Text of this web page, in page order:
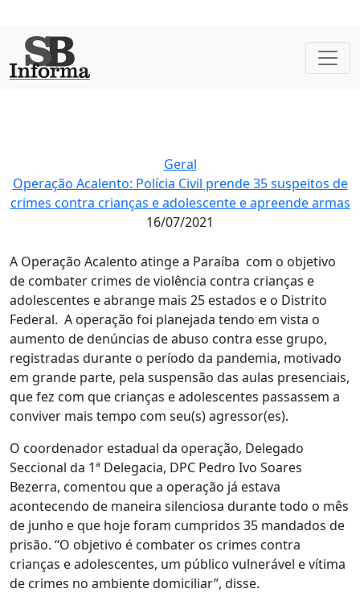
Geral
Operação Acalento: Polícia Civil prende 35 suspeitos de
crimes contra crianças e adolescente e apreende armas
16/07/2021
A Operação Acalento atinge a Paraíba com o objetivo
de combater crimes de violência contra crianças e
adolescentes e abrange mais 25 estados e o Distrito
Federal. A operação foi planejada tendo em vista o
aumento de denúncias de abuso contra esse grupo,
registradas durante o período da pandemia, motivado
em grande parte, pela suspensão das aulas presenciais,
que fez com que crianças e adolescentes passassem a
conviver mais tempo com seu(s) agressor(es).
O coordenador estadual da operação, Delegado
Seccional da 1ª Delegacia, DPC Pedro Ivo Soares
Bezerra, comentou que a operação já estava
acontecendo de maneira silenciosa durante todo o mês
de junho e que hoje foram cumpridos 35 mandados de
prisão. “O objetivo é combater os crimes contra
crianças e adolescentes, um público vulnerável e vítima
de crimes no ambiente domiciliar”, disse.